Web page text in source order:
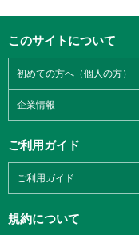
このサイトについて
初めての方へ（個人の方）
企業情報
ご利用ガイド
ご利用ガイド
規約について